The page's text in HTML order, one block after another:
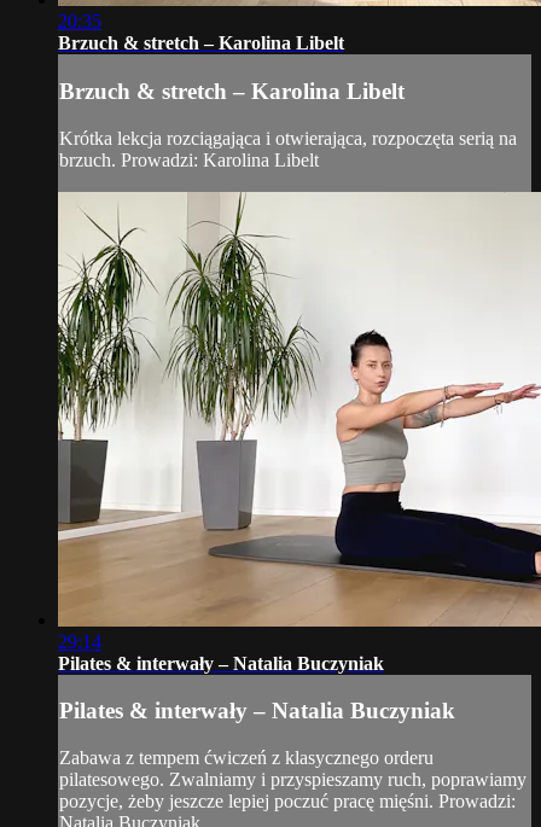
20:35
Brzuch & stretch – Karolina Libelt
Brzuch & stretch – Karolina Libelt
Krótka lekcja rozciągająca i otwierająca, rozpoczęta serią na
brzuch. Prowadzi: Karolina Libelt
29:14
Pilates & interwały – Natalia Buczyniak
Pilates & interwały – Natalia Buczyniak
Zabawa z tempem ćwiczeń z klasycznego orderu
pilatesowego. Zwalniamy i przyspieszamy ruch, poprawiamy
pozycje, żeby jeszcze lepiej poczuć pracę mięśni. Prowadzi:
Natalia Buczyniak